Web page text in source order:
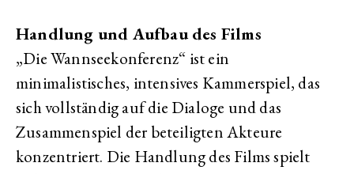
Handlung und Aufbau des Films
„Die Wannseekonferenz“ ist ein
minimalistisches, intensives Kammerspiel, das
sich vollständig auf die Dialoge und das
Zusammenspiel der beteiligten Akteure
konzentriert. Die Handlung des Films spielt